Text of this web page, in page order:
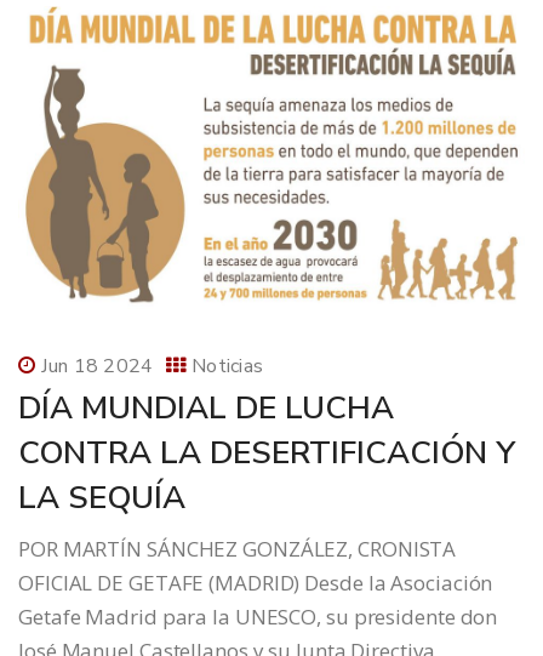
Jun 18 2024 Noticias
DÍA MUNDIAL DE LUCHA
CONTRA LA DESERTIFICACIÓN Y
LA SEQUÍA
POR MARTÍN SÁNCHEZ GONZÁLEZ, CRONISTA
OFICIAL DE GETAFE (MADRID) Desde la Asociación
Getafe Madrid para la UNESCO, su presidente don